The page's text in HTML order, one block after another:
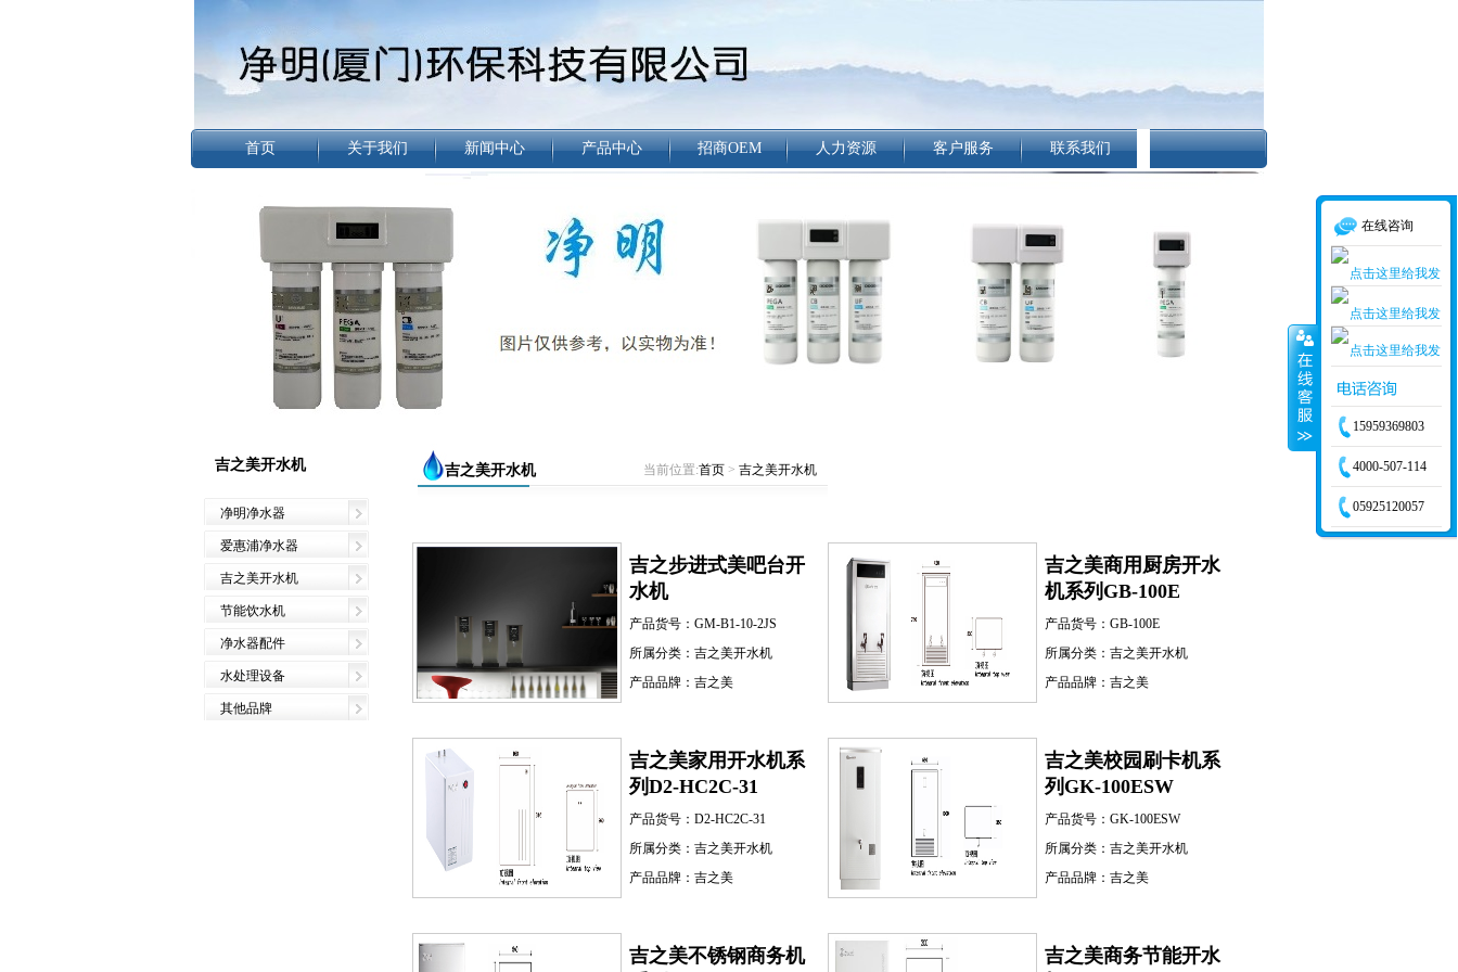
首页 关于我们 新闻中心 产品中心 招商OEM 人力资源 客户服务 联系我们
吉之美开水机
净明净水器
爱惠浦净水器
吉之美开水机
节能饮水机
净水器配件
水处理设备
其他品牌
当前位置:首页> 吉之美开水机
吉之美开水机
吉之步进式美吧台开
水机
产品货号： GM-B1-10-2JS
所属分类： 吉之美开水机
产品品牌： 吉之美
吉之美商用厨房开水
机系列GB-100E
产品货号： GB-100E
所属分类： 吉之美开水机
产品品牌： 吉之美
吉之美家用开水机系
列D2-HC2C-31
产品货号： D2-HC2C-31
所属分类： 吉之美开水机
产品品牌： 吉之美
吉之美校园刷卡机系
列GK-100ESW
产品货号： GK-100ESW
所属分类： 吉之美开水机
产品品牌： 吉之美
吉之美不锈钢商务机
吉之美商务节能开水
在线咨询
15959369803
4000-507-114
05925120057